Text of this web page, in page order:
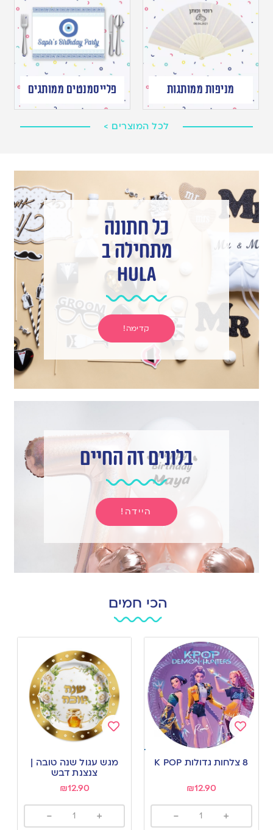
מניפות ממותגות פלייסמנטים ממותגים
לכל המוצרים >
כל חתונה
מתחילה ב
hula
קדימה!
בלונים זה החיים
היידה!
הכי חמים
to
wishlist
8 צלחות גדולות K POP
₪12.90
+
-
to
wishlist
מגש עגול שנה טובה |
צנצנת דבש
₪12.90
+
-